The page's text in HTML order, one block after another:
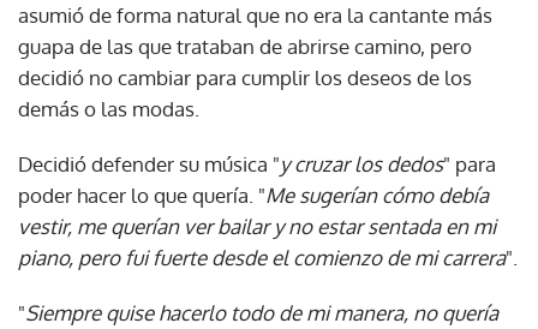
asumió de forma natural que no era la cantante más
guapa de las que trataban de abrirse camino, pero
decidió no cambiar para cumplir los deseos de los
demás o las modas.
Decidió defender su música "y cruzar los dedos" para
poder hacer lo que quería. "Me sugerían cómo debía
vestir, me querían ver bailar y no estar sentada en mi
piano, pero fui fuerte desde el comienzo de mi carrera".
"Siempre quise hacerlo todo de mi manera, no quería